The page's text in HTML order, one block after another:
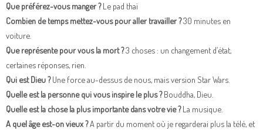
Que préférez-vous manger ?Le pad thaï
Combien de temps mettez-vous pour aller travailler ?30 minutes en
voiture.
Que représente pour vous la mort ?3 choses : un changement d’état,
certaines réponses, rien.
Qui est Dieu ?Une force au-dessus de nous, mais version Star Wars.
Quelle est la personne qui vous inspire le plus ?Bouddha, Dieu.
Quelle est la chose la plus importante dans votre vie ?La musique.
A quel âge est-on vieux ?A partir du moment où je regarderai plus la télé, et